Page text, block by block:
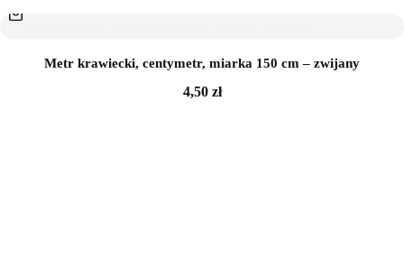
Metr krawiecki, centymetr, miarka 150 cm – zwijany
4,50 zł